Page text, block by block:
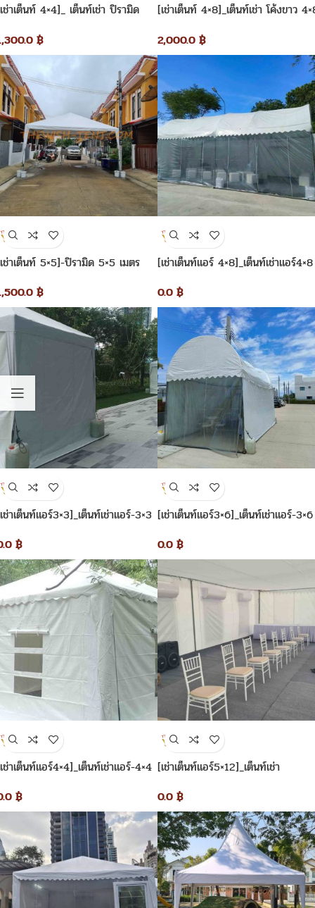
ช่าเต็นท์ 4×4]_ เต็นท์เช่า ปิรามิด
฿
[เช่าเต็นท์ 4×8]_เต็นท์เช่า โค้งขาว
2,000.0 ฿
ช่าเต็นท์ 5×5]-ปิรามิด 5×5 เมตร
฿
[เช่าเต็นท์แอร์ 4×8]_เต็นท์เช่าแอร์4×8
0.0 ฿
ช่าเต็นท์แอร์3×3]_เต็นท์เช่าแอร์-3×3
฿
[เช่าเต็นท์แอร์3×6]_เต็นท์เช่าแอร์-3×6
0.0 ฿
ช่าเต็นท์แอร์4×4]_เต็นท์เช่าแอร์-4×4
฿
[เช่าเต็นท์แอร์5×12]_เต็นท์เช่า
0.0 ฿